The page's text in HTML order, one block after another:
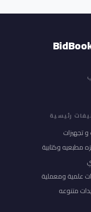
رئيسية
و تجهيزات
مطبعيه وكتابية
علمية ومعملية
متنوعه